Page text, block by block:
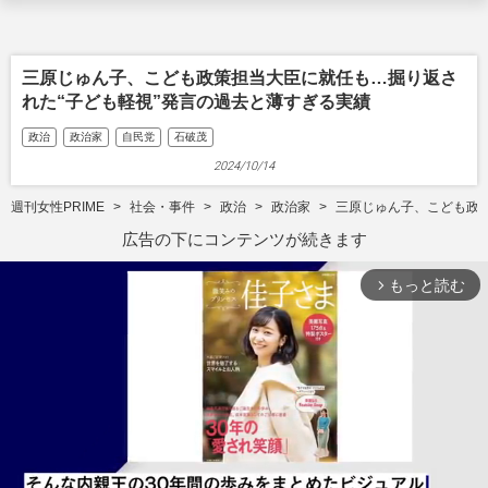
三原じゅん子、こども政策担当大臣に就任も…掘り返さ
れた“子ども軽視”発言の過去と薄すぎる実績
政治 政治家 自民党 石破茂
2024/10/14
週刊女性PRIME 社会・事件 政治 政治家 三原じゅん子、こども政
広告の下にコンテンツが続きます
arrow_forward_ios もっと読む